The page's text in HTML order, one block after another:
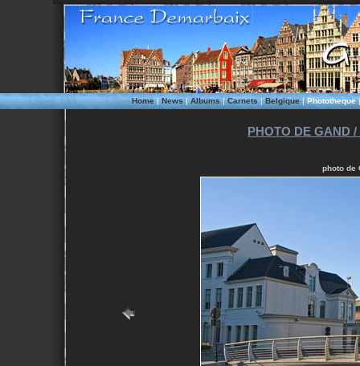
Home|News|Albums|Carnets|Belgique|Phototheque
PHOTO DE GAND
photo de